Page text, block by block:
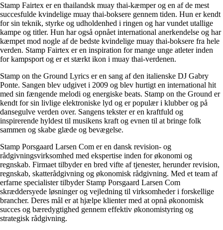
Stamp Fairtex er en thailandsk muay thai-kæmper og en af de mest
succesfulde kvindelige muay thai-boksere gennem tiden. Hun er kendt
for sin teknik, styrke og udholdenhed i ringen og har vundet utallige
kampe og titler. Hun har også opnået international anerkendelse og har
kæmpet mod nogle af de bedste kvindelige muay thai-boksere fra hele
verden. Stamp Fairtex er en inspiration for mange unge atleter inden
for kampsport og er et stærkt ikon i muay thai-verdenen.
Stamp on the Ground Lyrics er en sang af den italienske DJ Gabry
Ponte. Sangen blev udgivet i 2009 og blev hurtigt en international hit
med sin fængende melodi og energiske beats. Stamp on the Ground er
kendt for sin livlige elektroniske lyd og er populær i klubber og på
dansegulve verden over. Sangens tekster er en kraftfuld og
inspirerende hyldest til musikens kraft og evnen til at bringe folk
sammen og skabe glæde og bevægelse.
Stamp Porsgaard Larsen Com er en dansk revision- og
rådgivningsvirksomhed med ekspertise inden for økonomi og
regnskab. Firmaet tilbyder en bred vifte af tjenester, herunder revision,
regnskab, skatterådgivning og økonomisk rådgivning. Med et team af
erfarne specialister tilbyder Stamp Porsgaard Larsen Com
skræddersyede løsninger og vejledning til virksomheder i forskellige
brancher. Deres mål er at hjælpe klienter med at opnå økonomisk
succes og bæredygtighed gennem effektiv økonomistyring og
strategisk rådgivning.